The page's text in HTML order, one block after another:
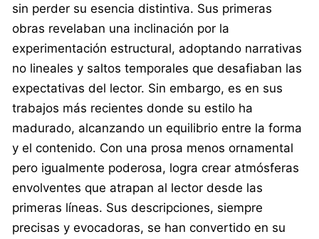
sin perder su esencia distintiva. Sus primeras
obras revelaban una inclinación por la
experimentación estructural, adoptando narrativas
no lineales y saltos temporales que desafiaban las
expectativas del lector. Sin embargo, es en sus
trabajos más recientes donde su estilo ha
madurado, alcanzando un equilibrio entre la forma
y el contenido. Con una prosa menos ornamental
pero igualmente poderosa, logra crear atmósferas
envolventes que atrapan al lector desde las
primeras líneas. Sus descripciones, siempre
precisas y evocadoras, se han convertido en su